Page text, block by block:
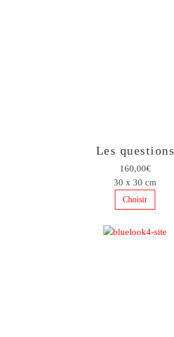
Les questions
160,00€
30 x 30 cm
Choisir